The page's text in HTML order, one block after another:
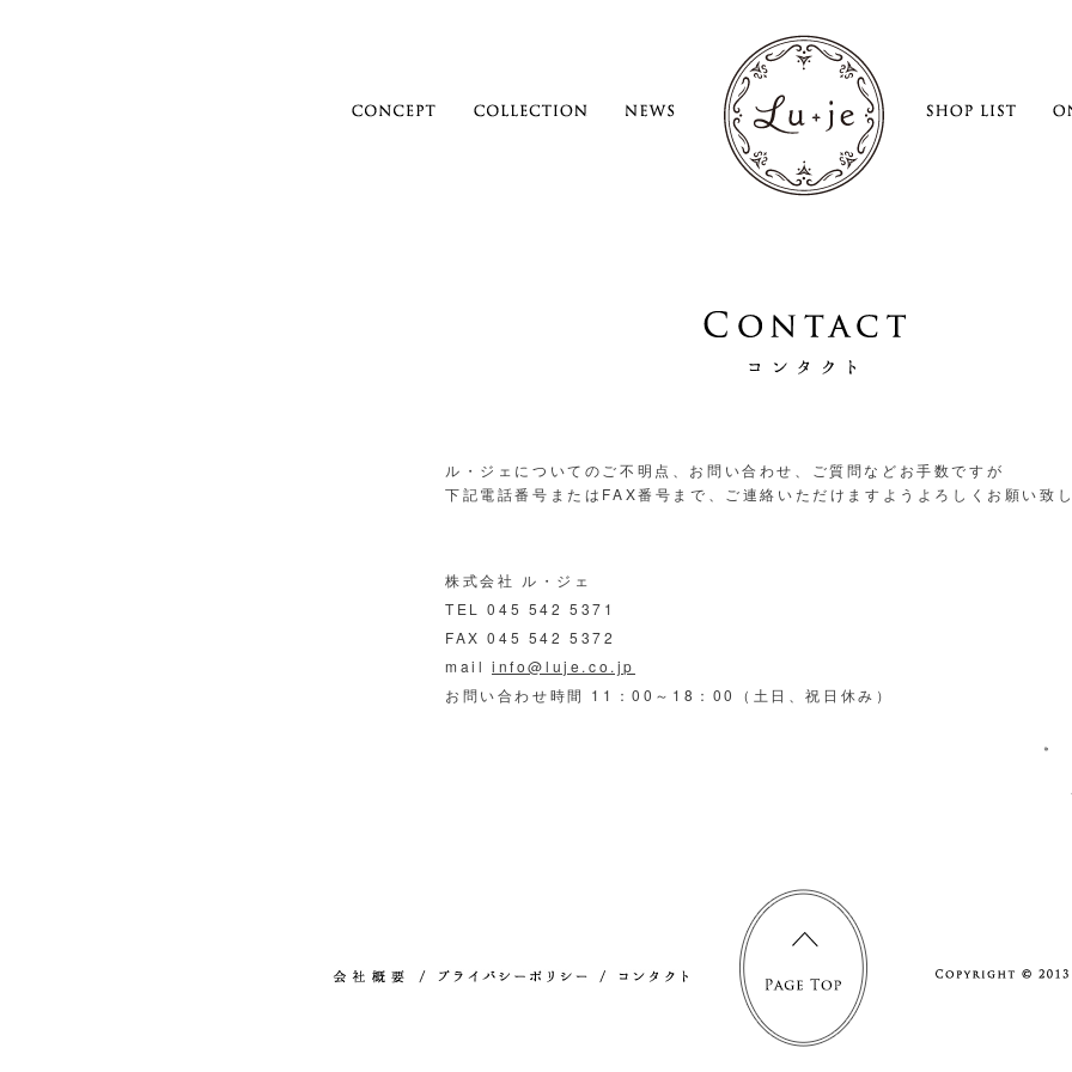
ル・ジェについてのご不明点、お問い合わせ、ご質問などお手数ですが
下記電話番号またはFAX番号まで、ご連絡いただけますようよろしくお願い致
株式会社 ル・ジェ
TEL 045 542 5371
FAX 045 542 5372
mail info@luje.co.jp
お問い合わせ時間 11：00～18：00（土日、祝日休み）